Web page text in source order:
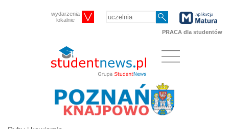
wydarzenia
lokalnie
PRACA dla studentów